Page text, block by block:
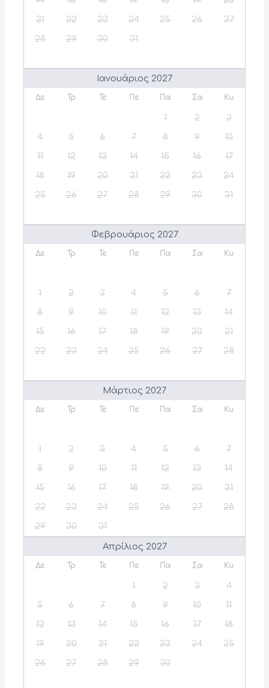
21
22 23 24 25 26
27
28
29 30 31
Ιανουάριος 2027
Δε Τρ Τε Πε Πα Σα Κυ
1 2
3
4
5 6 7 8 9
10
11
12 13 14 15 16
17
18
19 20 21 22 23
24
25
26 27 28 29 30 31
Φεβρουάριος 2027
Δε Τρ Τε Πε Πα Σα Κυ
1 2 3 4 5 6
7
8
9 10 11 12 13
14
15
16 17 18 19 20
21
22
23 24 25 26 27 28
Μάρτιος 2027
Δε Τρ Τε Πε Πα Σα Κυ
1 2 3 4 5 6
7
8
9 10 11 12 13
14
15
16 17 18 19 20
21
22
23 24 25 26 27
28
29
30 31
Απρίλιος 2027
Δε Τρ Τε Πε Πα Σα Κυ
1 2 3
4
5
6 7 8 9 10
11
12
13 14 15 16 17
18
19
20 21 22 23 24
25
26
27 28 29 30